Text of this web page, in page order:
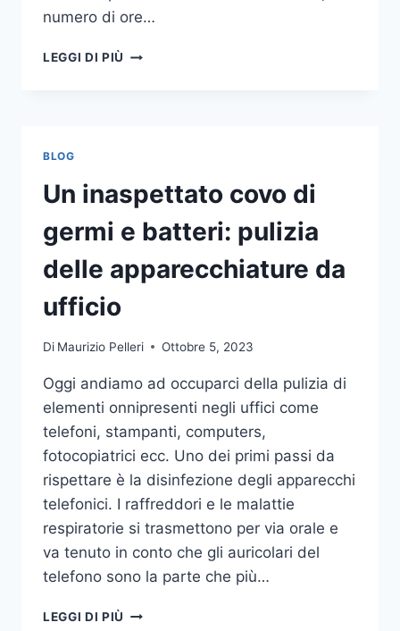
numero di ore…
LEGGI DI PIÙ COME
BLOG
Un inaspettato covo di
germi e batteri: pulizia
delle apparecchiature da
ufficio
Di Maurizio Pelleri Ottobre 5, 2023
Oggi andiamo ad occuparci della pulizia di
elementi onnipresenti negli uffici come
telefoni, stampanti, computers,
fotocopiatrici ecc. Uno dei primi passi da
rispettare è la disinfezione degli apparecchi
telefonici. I raffreddori e le malattie
respiratorie si trasmettono per via orale e
va tenuto in conto che gli auricolari del
telefono sono la parte che più…
LEGGI DI PIÙ UN